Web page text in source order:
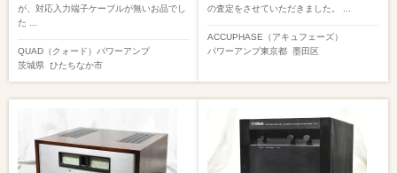
が、対応入力端子ケーブルが無いお品でし
た ...
QUAD（クォード） パワーアンプ
茨城県 ひたちなか市
の査定をさせていただきました。 ...
ACCUPHASE（アキュフェーズ）
パワーアンプ東京都 墨田区